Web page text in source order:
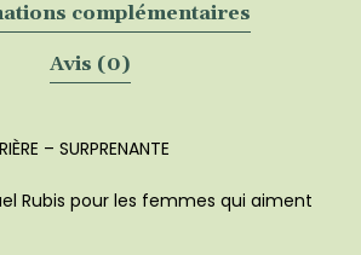
complémentaires
Avis (0)
– SURPRENANTE
Rubis pour les femmes qui aiment